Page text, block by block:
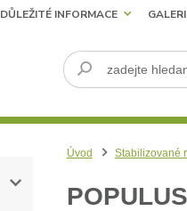
DŮLEŽITÉ INFORMACE
Úvod Stabilizované
POPULUS